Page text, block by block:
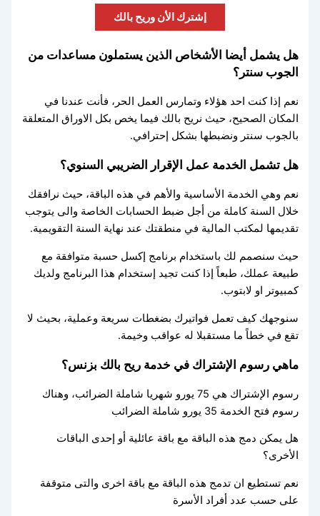
إشترك الأن وريح بالك
هل يشمل أيضا الأشخاص الذين يستملون مساعدات من
الجوب سنتر؟
نعم إذا كنت احد هؤلاء وتمارس العمل الحر، فأنت عندنا في
المكان الصحيح، حيث نريح بالك فيما يخص بكل الاوراق المتعلقة
بالجوب سنتر ونضبطها بشكل إحترافي.
هل تشمل الخدمة عمل الإقرار الضريبي السنوي؟
نعم وهي الخدمة الأساسية والأهم في هذه الباقة، حيث نرافقك
خلال السنة كاملة من أجل ضبط الحسابات الخاصة والى يتوجب
تقديمها لمكتب المالية في منطقتك عند نهاية السنة التقويمية.
حيث سنصمم لك باستخدام برنامج إكسل حسبة متوافقة مع
طبيعة عملك، طبعاً إذا كنت تجيد إستخدام هذا البرنامج ولديك
كمبيوتر او لابتوب.
سنوجهك كيف تعمل فواتيرك بضغطات سريعة وعملية، بحيث لا
تقع في خطاً ما مستقبلا له عواقب وخيمة.
ماهي رسوم الإشتراك في خدمة ريح بالك بزنس؟
رسوم الإشتراك هي 75 يورو شهريا شاملة الضرائب، وهناك
رسوم فتح الخدمة 35 يورو شاملة الضرائب
هل يمكن دمج هذه الباقة مع باقة عائلية أو إحدى الباقات
الأخرى؟
نعم تستطيع ان تدمج هذه الباقة مع باقة اخرى والتى متوقفة
على حسب عدد أفراد الأسرة